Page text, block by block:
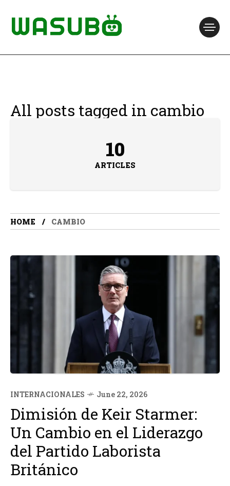
All posts tagged in cambio
10
ARTICLES
HOME CAMBIO
INTERNACIONALES June 22, 2026
Dimisión de Keir Starmer:
Un Cambio en el Liderazgo
del Partido Laborista
Británico